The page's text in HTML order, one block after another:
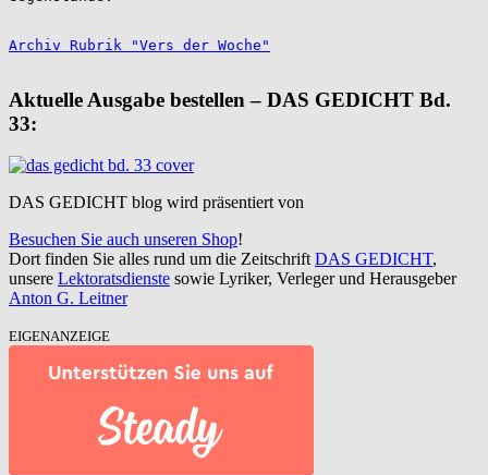
Archiv Rubrik "Vers der Woche"
Aktuelle Ausgabe bestellen – DAS GEDICHT Bd.
33:
DAS GEDICHT blog wird präsentiert von
Besuchen Sie auch unseren Shop!
Dort finden Sie alles rund um die Zeitschrift DAS GEDICHT,
unsere Lektoratsdienste sowie Lyriker, Verleger und Herausgeber
Anton G. Leitner
EIGENANZEIGE